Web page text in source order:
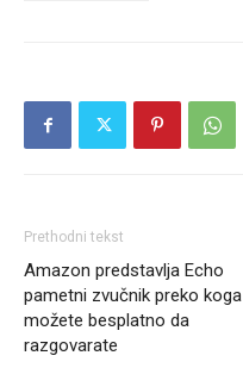
Prethodni tekst
Amazon predstavlja Echo
pametni zvučnik preko koga
možete besplatno da
razgovarate